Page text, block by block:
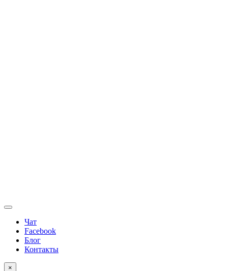
Чат
Facebook
Блог
Контакты
×